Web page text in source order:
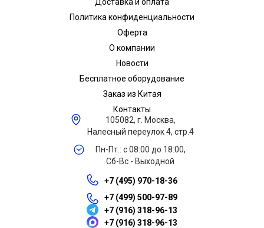
Доставка и оплата
Политика конфиденциальности
Оферта
О компании
Новости
Бесплатное оборудование
Заказ из Китая
Контакты
105082, г. Москва,
Налесный переулок 4, стр.4
Пн-Пт.: с 08:00 до 18:00,
Сб-Вс - Выходной
+7 (495) 970-18-36
+7 (499) 500-97-89
+7 (916) 318-96-13
+7 (916) 318-96-13